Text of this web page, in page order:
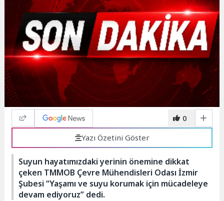
0
Yazı Özetini Göster
Suyun hayatımızdaki yerinin önemine dikkat
çeken TMMOB Çevre Mühendisleri Odası İzmir
Şubesi “Yaşamı ve suyu korumak için mücadeleye
devam ediyoruz” dedi.